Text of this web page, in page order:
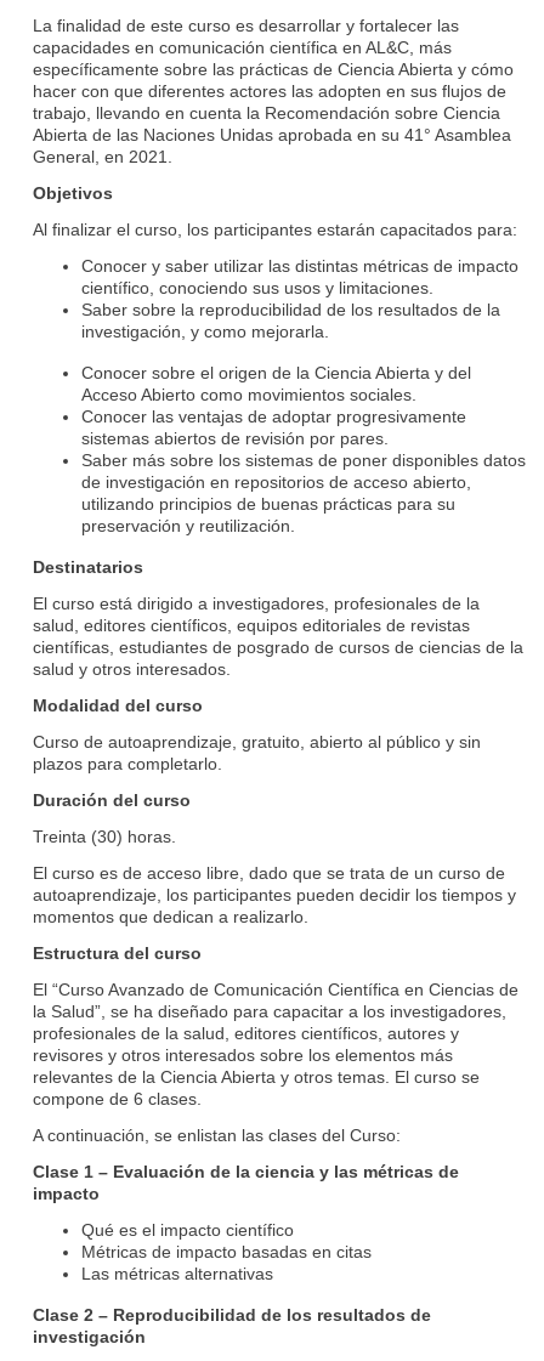
La finalidad de este curso es desarrollar y fortalecer las
capacidades en comunicación científica en AL&C, más
específicamente sobre las prácticas de Ciencia Abierta y cómo
hacer con que diferentes actores las adopten en sus flujos de
trabajo, llevando en cuenta la Recomendación sobre Ciencia
Abierta de las Naciones Unidas aprobada en su 41° Asamblea
General, en 2021.
Objetivos
Al finalizar el curso, los participantes estarán capacitados para:
Conocer y saber utilizar las distintas métricas de impacto
científico, conociendo sus usos y limitaciones.
Saber sobre la reproducibilidad de los resultados de la
investigación, y como mejorarla.
Conocer sobre el origen de la Ciencia Abierta y del
Acceso Abierto como movimientos sociales.
Conocer las ventajas de adoptar progresivamente
sistemas abiertos de revisión por pares.
Saber más sobre los sistemas de poner disponibles datos
de investigación en repositorios de acceso abierto,
utilizando principios de buenas prácticas para su
preservación y reutilización.
Destinatarios
El curso está dirigido a investigadores, profesionales de la
salud, editores científicos, equipos editoriales de revistas
científicas, estudiantes de posgrado de cursos de ciencias de la
salud y otros interesados.
Modalidad del curso
Curso de autoaprendizaje, gratuito, abierto al público y sin
plazos para completarlo.
Duración del curso
Treinta (30) horas.
El curso es de acceso libre, dado que se trata de un curso de
autoaprendizaje, los participantes pueden decidir los tiempos y
momentos que dedican a realizarlo.
Estructura del curso
El “Curso Avanzado de Comunicación Científica en Ciencias de
la Salud”, se ha diseñado para capacitar a los investigadores,
profesionales de la salud, editores científicos, autores y
revisores y otros interesados sobre los elementos más
relevantes de la Ciencia Abierta y otros temas. El curso se
compone de 6 clases.
A continuación, se enlistan las clases del Curso:
Clase 1 – Evaluación de la ciencia y las métricas de
impacto
Qué es el impacto científico
Métricas de impacto basadas en citas
Las métricas alternativas
Clase 2 – Reproducibilidad de los resultados de
investigación